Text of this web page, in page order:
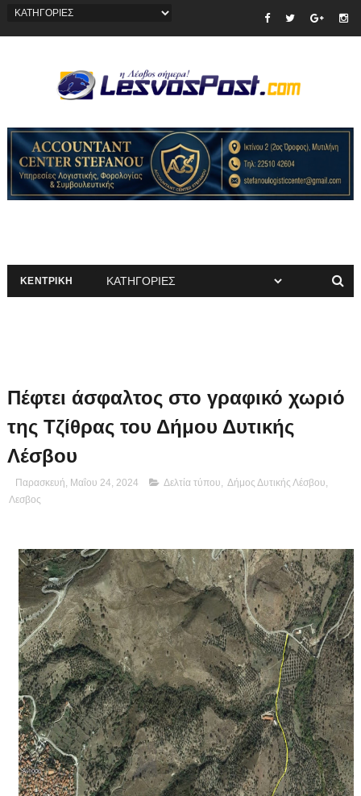
ΚΕΝΤΡΙΚΗ
Πέφτει άσφαλτος στο γραφικό χωριό
της Τζίθρας του Δήμου Δυτικής
Λέσβου
Παρασκευή, Μαΐου 24, 2024 Δελτία τύπου Δήμος Δυτικής Λέσβου
Λεσβος